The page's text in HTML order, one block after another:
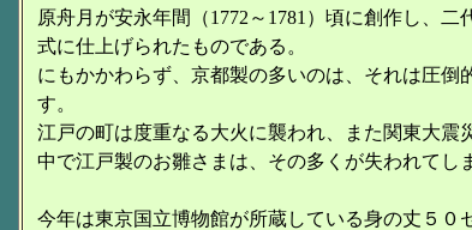
原舟月が安永年間（1772～1781）頃に創作し、
式に仕上げられたものである。
にもかかわらず、京都製の多いのは、それは圧
す。
江戸の町は度重なる大火に襲われ、また関東大
中で江戸製のお雛さまは、その多くが失われてし
今年は東京国立博物館が所蔵している身の丈５